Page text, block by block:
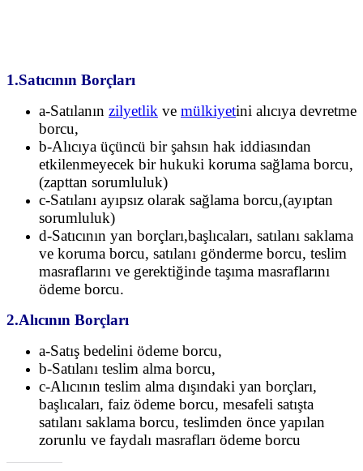
1.Satıcının Borçları
a-Satılanın zilyetlik ve mülkiyetini alıcıya devretme
borcu,
b-Alıcıya üçüncü bir şahsın hak iddiasından
etkilenmeyecek bir hukuki koruma sağlama borcu,
(zapttan sorumluluk)
c-Satılanı ayıpsız olarak sağlama borcu,(ayıptan
sorumluluk)
d-Satıcının yan borçları,başlıcaları, satılanı saklama
ve koruma borcu, satılanı gönderme borcu, teslim
masraflarını ve gerektiğinde taşıma masraflarını
ödeme borcu.
2.Alıcının Borçları
a-Satış bedelini ödeme borcu,
b-Satılanı teslim alma borcu,
c-Alıcının teslim alma dışındaki yan borçları,
başlıcaları, faiz ödeme borcu, mesafeli satışta
satılanı saklama borcu, teslimden önce yapılan
zorunlu ve faydalı masrafları ödeme borcu